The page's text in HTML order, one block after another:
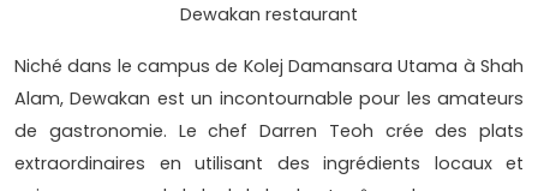
Dewakan restaurant
Niché dans le campus de Kolej Damansara Utama à Shah
Alam, Dewakan est un incontournable pour les amateurs
de gastronomie. Le chef Darren Teoh crée des plats
extraordinaires en utilisant des ingrédients locaux et